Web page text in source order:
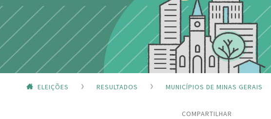
ELEIÇÕES RESULTADOS MUNICÍPIOS DE MINAS GERAIS
COMPARTILHAR